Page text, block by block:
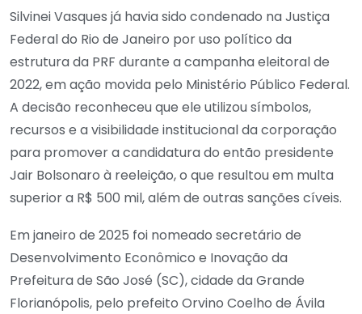
Silvinei Vasques já havia sido condenado na Justiça
Federal do Rio de Janeiro por uso político da
estrutura da PRF durante a campanha eleitoral de
2022, em ação movida pelo Ministério Público Federal.
A decisão reconheceu que ele utilizou símbolos,
recursos e a visibilidade institucional da corporação
para promover a candidatura do então presidente
Jair Bolsonaro à reeleição, o que resultou em multa
superior a R$ 500 mil, além de outras sanções cíveis.
Em janeiro de 2025 foi nomeado secretário de
Desenvolvimento Econômico e Inovação da
Prefeitura de São José (SC), cidade da Grande
Florianópolis, pelo prefeito Orvino Coelho de Ávila